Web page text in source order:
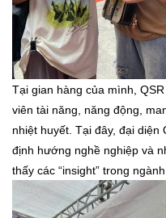
Tại gian hàng của mình,
viên tài năng, năng động,
nhiệt huyết. Tại đây, đại diện
định hướng nghề nghiệp và
thấy các “insight” trong